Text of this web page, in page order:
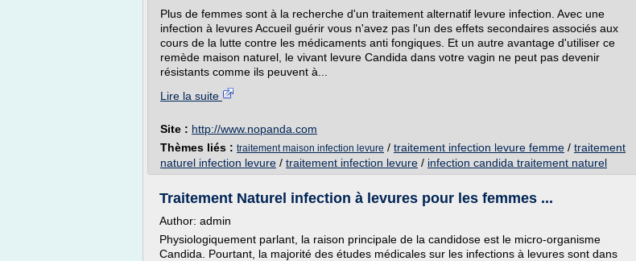
Plus de femmes sont à la recherche d'un traitement alternatif levure infection. Avec une
infection à levures Accueil guérir vous n'avez pas l'un des effets secondaires associés aux
cours de la lutte contre les médicaments anti fongiques. Et un autre avantage d'utiliser ce
remède maison naturel, le vivant levure Candida dans votre vagin ne peut pas devenir
résistants comme ils peuvent à...
Lire la suite
Site : http://www.nopanda.com
Thèmes liés : traitement maison infection levure / traitement infection levure femme / traitement
naturel infection levure / traitement infection levure / infection candida traitement naturel
Traitement Naturel infection à levures pour les femmes ...
Author: admin
Physiologiquement parlant, la raison principale de la candidose est le micro-organisme
Candida. Pourtant, la majorité des études médicales sur les infections à levures sont dans